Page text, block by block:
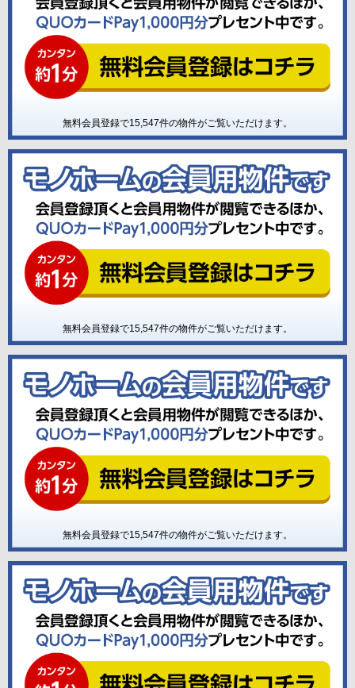
無料会員登録で15,547件の物件がご覧いただけます。
無料会員登録で15,547件の物件がご覧いただけます。
無料会員登録で15,547件の物件がご覧いただけます。